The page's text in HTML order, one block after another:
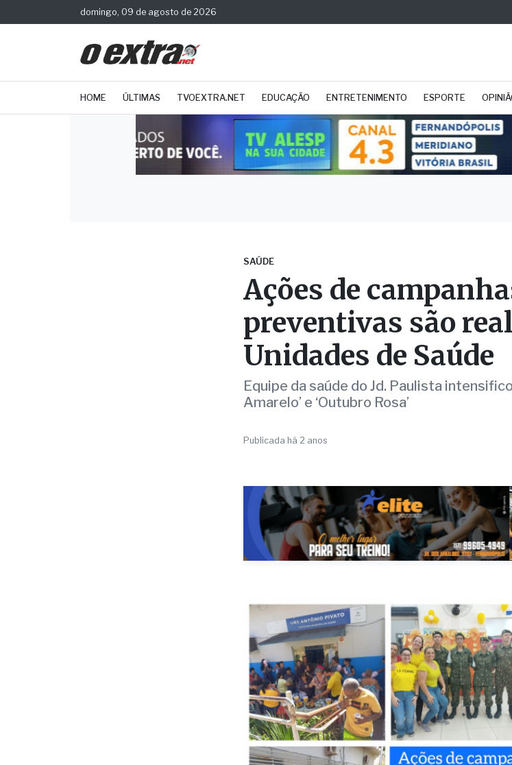
domingo, 09 de agosto de 2026
HOME ÚLTIMAS TVOEXTRA.NET EDUCAÇÃO ENTRETENIMENTO ESPORTE
SAÚDE
Ações de
preventivas são
Unidades de Saúde
Equipe da saúde do Jd. Paulista
Amarelo’ e ‘Outubro Rosa’
Publicada há 2 anos